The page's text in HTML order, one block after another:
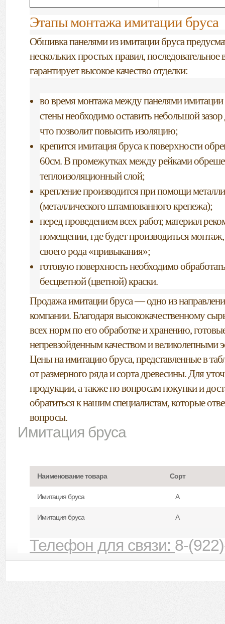
Этапы монтажа имитации бруса
Обшивка панелями из имитации бруса
нескольких простых правил,
гарантирует высокое качество отделки:
во время монтажа между панелями
стены необходимо оставить небольшой
что позволит повысить изоляцию;
крепится имитация бруса к поверхности
60см. В промежутках между рейками
теплоизоляционный слой;
крепление производится при помощи
(мeтaлличecкого штампованного крепежа);
перед проведением всех работ, материал
помещении, где будет производиться
своего рода «привыкания»;
готовую поверхность необходимо
бесцветной (цветной) краски.
Продажа имитации бруса — одно из
компании. Благодаря высококачественному
всех норм по его обработке и хранению,
непревзойденным качеством и великолепными
Цены на имитацию бруса, представленные в
от размерного ряда и сорта древесины. Для
продукции, а также по вопросам покупки и
обратиться к нашим специалистам, которые
вопросы.
Имитация бруса
Наименование товара Сорт
Имитация бруса А
Имитация бруса А
Телефон для связи: 8-